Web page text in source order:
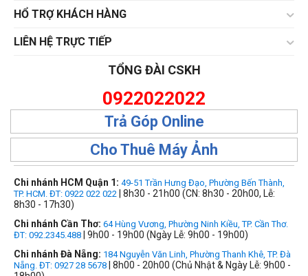
HỔ TRỢ KHÁCH HÀNG
LIÊN HỆ TRỰC TIẾP
TỔNG ĐÀI CSKH
0922022022
Trả Góp Online
Cho Thuê Máy Ảnh
Chi nhánh HCM Quận 1: 49-51 Trần Hưng Đạo, Phường Bến Thành,
TP. HCM. ĐT: 0922 022 022 | 8h30 - 21h00 (CN: 8h30 - 20h00, Lễ:
8h30 - 17h30)
Chi nhánh Cần Thơ: 64 Hùng Vương, Phường Ninh Kiều, TP. Cần Thơ.
ĐT: 092.2345.488 | 9h00 - 19h00 (Ngày Lễ: 9h00 - 19h00)
Chi nhánh Đà Nẵng: 184 Nguyễn Văn Linh, Phường Thanh Khê, TP. Đà
Nẵng. ĐT: 0927 28 5678 | 8h00 - 20h00 (Chủ Nhật & Ngày Lễ: 9h00 -